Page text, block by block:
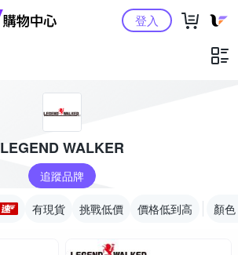
Yahoo購物中心登入
LEGEND WALKER
追蹤品牌
有現貨 挑戰低價 價格低到高 顏色